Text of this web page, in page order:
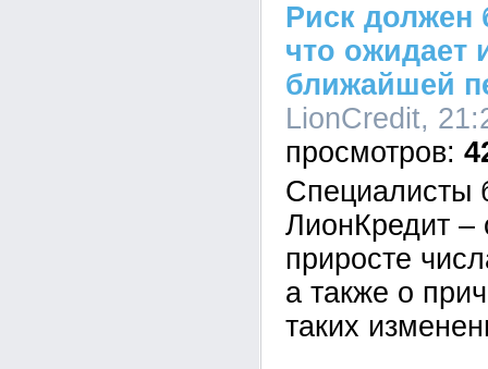
Риск должен
что ожидает
ближайшей
LionCredit,
Специалисты
ЛионКредит –
приросте
а также о
таких